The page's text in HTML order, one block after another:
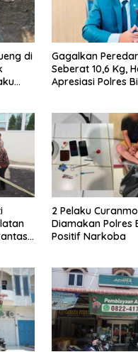
di
Gagalkan
Seberat 10,6 Kg,
Apresiasi Polres
2 Pelaku
Diamakan Polres
Positif Narkoba